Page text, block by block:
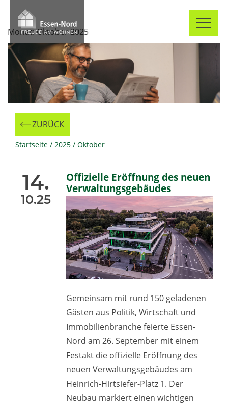
content
Monat:Oktober 2025
ZURÜCK
Zur
Startseite / 2025 / Oktober
14.
10.25
Offizielle Eröffnung des neuen
Verwaltungsgebäudes
Gemeinsam mit rund 150 geladenen
Gästen aus Politik, Wirtschaft und
Immobilienbranche feierte Essen-
Nord am 26. September mit einem
Festakt die offizielle Eröffnung des
neuen Verwaltungsgebäudes am
Heinrich-Hirtsiefer-Platz 1. Der
Neubau markiert einen wichtigen